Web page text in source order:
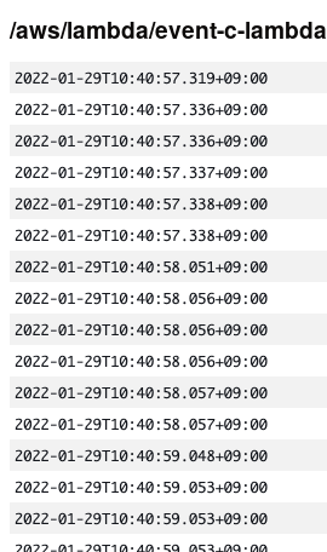
/aws/lambda/event-c-lambda